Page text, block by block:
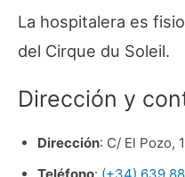
La hospitalera es
del Cirque du Soleil.
Dirección y
Dirección: C/ El Pozo,
Teléfono: (+34) 639